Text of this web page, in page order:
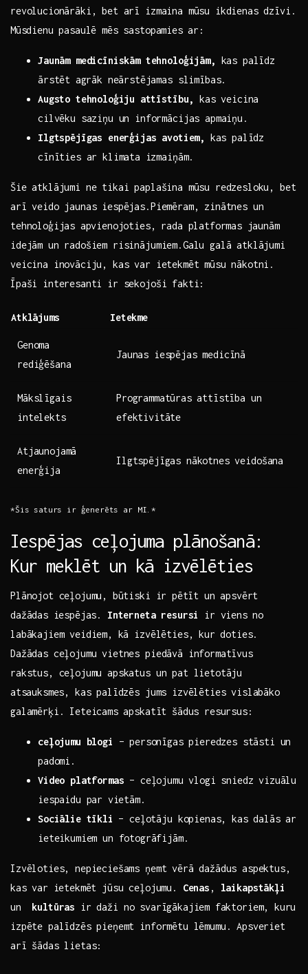
revolucionārāki, bet arī izmaina mūsu ikdienas dzīvi.
⁢Mūsdienu pasaulē mēs sastopamies ⁣ar:
Jaunām medicīniskām tehnoloģijām, kas palīdz
‌ārstēt ⁤agrāk neārstējamas slimības.
Augsto tehnoloģiju⁢ attīstību, kas veicina
cilvēku saziņu un informācijas apmaiņu.
Ilgtspējīgas enerģijas avotiem, ⁤kas palīdz
cīnīties ar klimata ⁢izmaiņām.
Šie atklājumi ne tikai paplašina mūsu redzesloku, ‌bet
arī veido jaunas​ iespējas.Piemēram, zinātnes un
tehnoloģijas ⁤apvienojoties, rada platformas ⁣jaunām
idejām un radošiem ‍risinājumiem.Galu galā atklājumi
veicina inovāciju, kas var ietekmēt mūsu nākotni.
Īpaši​ interesanti​ ir‍ sekojoši fakti:
Atklājums Ietekme
Genoma
rediģēšana
Jaunas iespējas medicīnā
Mākslīgais
intelekts
Programmatūras ⁣attīstība⁢ un
efektivitāte
Atjaunojamā
enerģija
Ilgtspējīgas ​nākotnes veidošana
*Šis saturs ir ģenerēts ar MI.*
Iespējas ceļojuma plānošanā:
Kur⁤ meklēt⁣ un kā ‌izvēlēties
Plānojot ceļojumu, ⁢būtiski ir ⁢pētīt un apsvērt
dažādas⁣ iespējas. Interneta resursi
ir viens⁢ no‍
labākajiem veidiem,⁤ kā izvēlēties, ⁣kur doties.
Dažādas ceļojumu vietnes piedāvā informatīvus
rakstus, ceļojumu apskatus un pat lietotāju
⁣atsauksmes, kas palīdzēs jums izvēlēties vislabāko
galamērķi. Ieteicams⁢ apskatīt šādus resursus:
ceļojumu blogi
– personīgas ⁣pieredzes stāsti un
padomi.
Video platformas –​ ceļojumu ⁣vlogi sniedz vizuālu
iespaidu‌ par ⁣vietām.
Sociālie‍ tīkli ⁣– ceļotāju kopienas, kas dalās ar‍
ieteikumiem ‌un fotogrāfijām.
Izvēloties, nepieciešams ņemt vērā​ dažādus aspektus,
kas⁢ var ietekmēt‍ jūsu ceļojumu. Cenas , laikapstākļi
‍un ‍ kultūras ir daži no svarīgākajiem⁤ faktoriem,⁤ kuru
izpēte ​palīdzēs pieņemt informētu lēmumu. Apsveriet
arī šādas lietas: